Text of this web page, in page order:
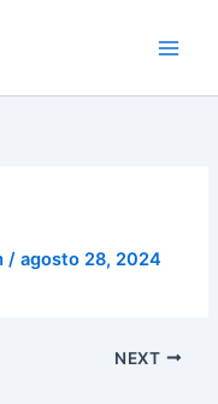
/agosto 28, 2024
NEXT